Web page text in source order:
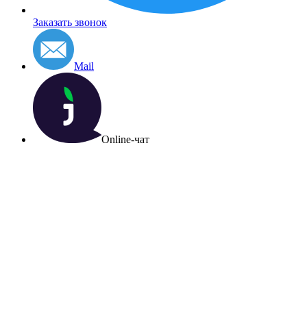
Заказать звонок
Mail
Online-чат